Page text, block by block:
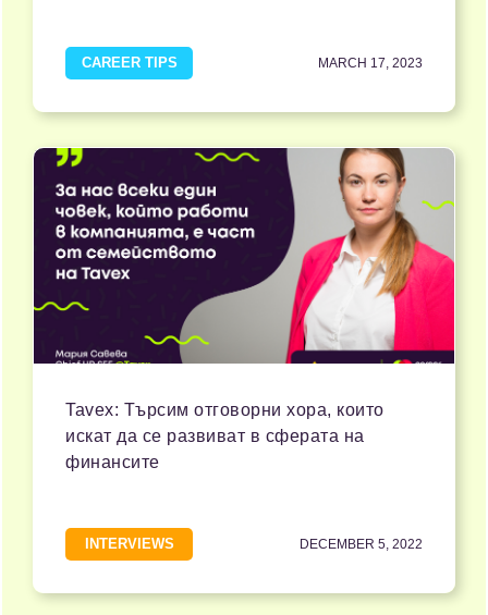
CAREER TIPS MARCH 17, 2023
Tavex: Търсим отговорни хора, които
искат да се развиват в сферата на
финансите
INTERVIEWS DECEMBER 5, 2022